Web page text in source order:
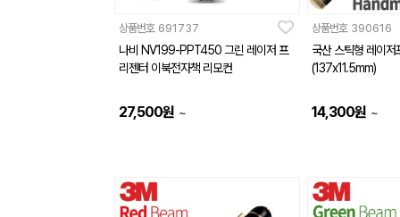
상품번호 691737
나비 NV199-PPT450 그린 레이저 프
리젠터 이북전자책 리모컨
27,500원 ~
상품번호 390616
국산 스틱형 레이
(137x11.5mm)
14,300원 ~